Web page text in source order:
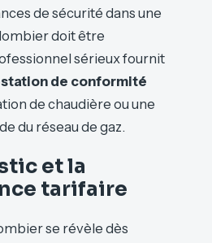
de sécurité dans une
doit être
sérieux fournit
de conformité
de chaudière ou une
du réseau de gaz.
et la
tarifaire
se révèle dès